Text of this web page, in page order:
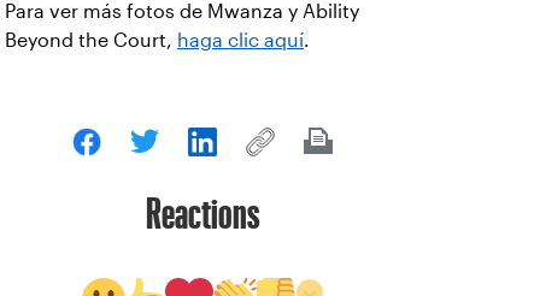
Para ver más fotos de Mwanza y Ability
Beyond the Court, haga clic aquí.
Reactions